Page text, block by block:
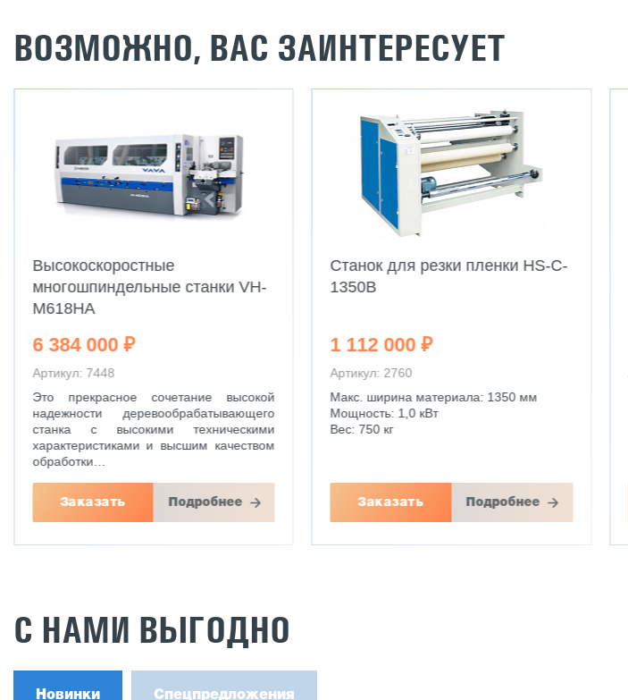
ВОЗМОЖНО, ВАС ЗАИНТЕРЕСУЕТ
Высокоскоростные
многошпиндельные станки VH-
M618HA
6 384 000 ₽
Артикул: 7448
Это прекрасное сочетание высокой
надежности деревообрабатывающего
станка с высокими техническими
характеристиками и высшим качеством
обработки…
Заказать Подробнее
Станок для резки пленки HS-C-
1350B
1 112 000 ₽
Артикул: 2760
Макс. ширина материала: 1350 мм
Мощность: 1,0 кВт
Вес: 750 кг
Заказать Подробнее
С НАМИ ВЫГОДНО
Новинки Спецпредложения